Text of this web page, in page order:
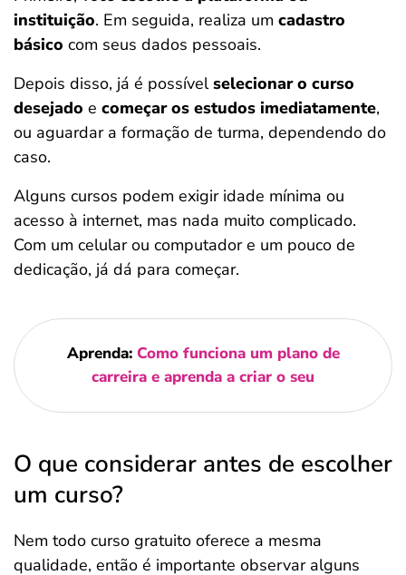
instituição. Em seguida, realiza um cadastro
básico com seus dados pessoais.
Depois disso, já é possívelselecionar o curso
desejado e começar os estudos imediatamente,
ou aguardar a formação de turma, dependendo do
caso.
Alguns cursos podem exigir idade mínima ou
acesso à internet, mas nada muito complicado.
Com um celular ou computador e um pouco de
dedicação, já dá para começar.
Aprenda: Como funciona um plano de
carreira e aprenda a criar o seu
O que considerar antes de escolher
um curso?
Nem todo curso gratuito oferece a mesma
qualidade, então é importante observar alguns